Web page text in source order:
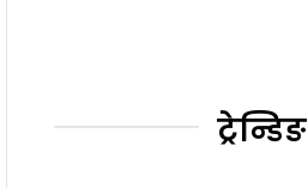
ट्रेन्डिङ